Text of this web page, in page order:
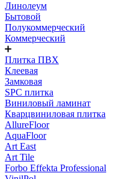
Линолеум
Бытовой
Полукоммерческий
Коммерческий
Плитка ПВХ
Клеевая
Замковая
SPC плитка
Виниловый ламинат
Кварцвиниловая плитка
AllureFloor
AquaFloor
Art East
Art Tile
Forbo Effekta Professional